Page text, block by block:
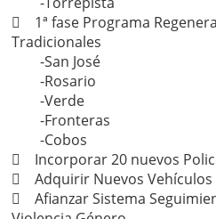
 1ª fase Programa
Tradicionales
-San José
-Rosario
-Verde
-Fronteras
-Cobos
 Incorporar 20 nuevos
 Adquirir Nuevos Vehículos
 Afianzar Sistema